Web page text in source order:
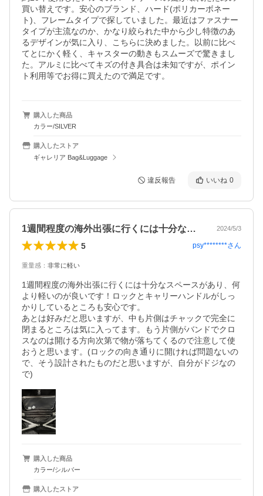
買い替えです。安心のブランド、ハード(ポリカーボネー
ト)、フレームタイプで探していました。最近はファスナー
タイプが主流なのか、かなり絞られた中から少し特徴のあ
るデザインが気に入り、こちらに決めました。以前に比べ
てとにかく軽く、キャスターの動きもスムーズで驚きまし
た。アルミに比べてキズの付き具合は未知ですが、ポイン
ト利用等でお得に買えたので満足です。
購入した商品
カラー/SILVER
購入したストア
ギャレリア Bag&Luggage
違反報告 いいね 0
1週間程度の海外出張に行くには十分なス… 2024/5/3
5 psy********さん
重量感 ： 非常に軽い
1週間程度の海外出張に行くには十分なスペースがあり、何
より軽いのが良いです！ロックとキャリーハンドルがしっ
かりしているところも安心です。
あとは好みだと思いますが、中も片側はチャックで完全に
閉まるところは気に入ってます。もう片側がバンドでクロ
スなのは開ける方向次第で物が落ちてくるので注意して使
おうと思います。(ロックの向き通りに開ければ問題ないの
で、そう設計されたものだと思いますが、自分がドジなの
で)
購入した商品
カラー/シルバー
購入したストア